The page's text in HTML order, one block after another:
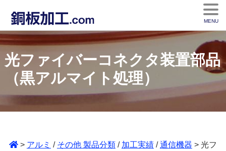
MENU
光ファイバーコネクタ装置部品
（黒アルマイト処理）
> アルミ / その他 製品分類/ 加工実績/通信機器 > 光フ